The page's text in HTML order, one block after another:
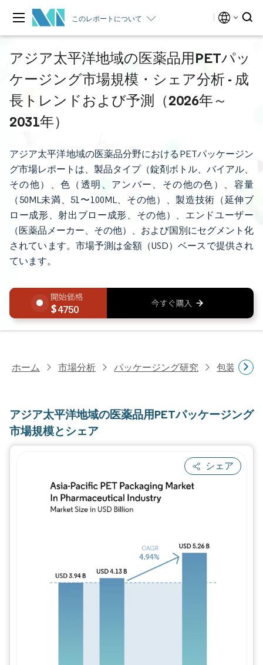
このレポートについて
アジア太平洋地域の医薬品用PETパッ
ケージング市場規模・シェア分析 - 成
長トレンドおよび予測（2026年～
2031年）
アジア太平洋地域の医薬品分野におけるPETパッケージン
グ市場レポートは、製品タイプ（錠剤ボトル、バイアル、
その他）、色（透明、アンバー、その他の色）、容量
（50ML未満、51〜100ML、その他）、製造技術（延伸ブ
ロー成形、射出ブロー成形、その他）、エンドユーザー
（医薬品メーカー、その他）、および国別にセグメント化
されています。市場予測は金額（USD）ベースで提供され
ています。
4750
ホーム 市場分析 パッケージング研究 包装材料
アジア太平洋地域の医薬品用PETパッケージング
市場規模とシェア
シェア